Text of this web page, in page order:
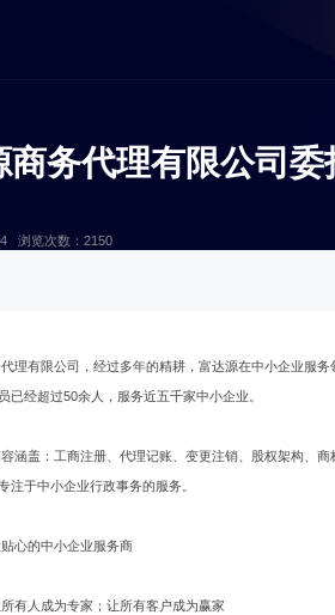
务代理有限公司
浏览次数：2150
理有限公司，经过多年的精耕，富达源在中小企业服
已经超过50余人，服务近五千家中小企业。
涵盖：工商注册、代理记账、变更注销、股权架构、
注于中小企业行政事务的服务。
心的中小企业服务商
有人成为专家；让所有客户成为赢家